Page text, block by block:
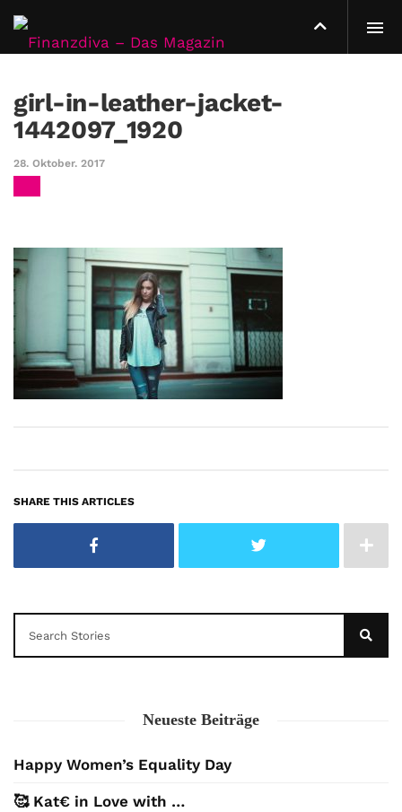
girl-in-leather-jacket-
1442097_1920
28. Oktober. 2017
SHARE THIS ARTICLES
Neueste Beiträge
Happy Women’s Equality Day
🥰 Kat€ in Love with …